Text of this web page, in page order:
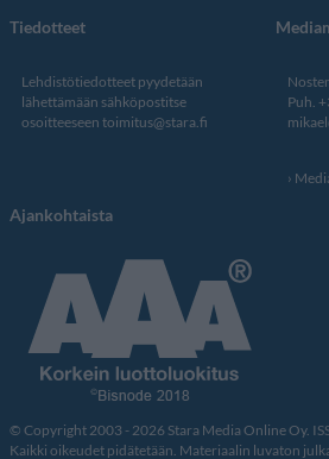
Tiedotteet
Lehdistötiedotteet pyydetään
lähettämään sähköpostitse
osoitteeseen toimitus@stara.fi
Puh.
Ajankohtaista
© Copyright 2003 - 2026 Stara Media Online Oy.
Kaikki oikeudet pidätetään. Materiaalin luvaton